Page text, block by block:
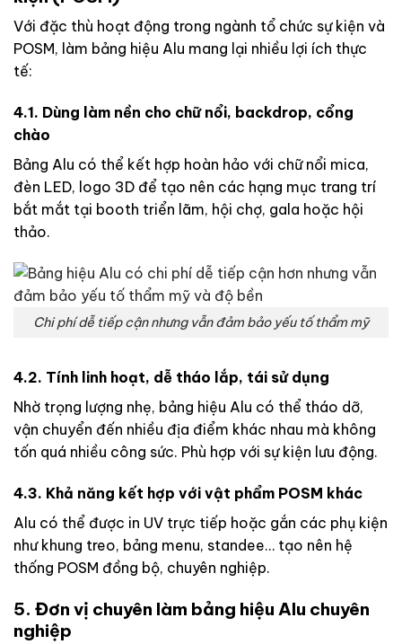
Với đặc thù hoạt động trong ngành tổ chức sự kiện và
POSM, làm bảng hiệu Alu mang lại nhiều lợi ích thực
tế:
4.1. Dùng làm nền cho chữ nổi, backdrop, cổng
chào
Bảng Alu có thể kết hợp hoàn hảo với chữ nổi mica,
đèn LED, logo 3D để tạo nên các hạng mục trang trí
bắt mắt tại booth triển lãm, hội chợ, gala hoặc hội
thảo.
Chi phí dễ tiếp cận nhưng vẫn đảm bảo yếu tố thẩm mỹ
4.2. Tính linh hoạt, dễ tháo lắp, tái sử dụng
Nhờ trọng lượng nhẹ, bảng hiệu Alu có thể tháo dỡ,
vận chuyển đến nhiều địa điểm khác nhau mà không
tốn quá nhiều công sức. Phù hợp với sự kiện lưu động.
4.3. Khả năng kết hợp với vật phẩm POSM khác
Alu có thể được in UV trực tiếp hoặc gắn các phụ kiện
như khung treo, bảng menu, standee… tạo nên hệ
thống POSM đồng bộ, chuyên nghiệp.
5. Đơn vị chuyên làm bảng hiệu Alu chuyên
nghiệp